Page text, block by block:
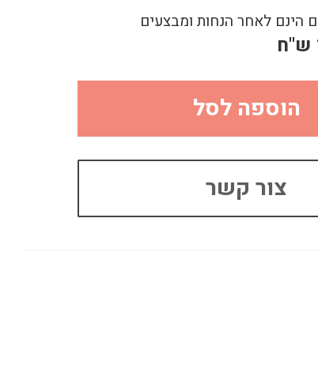
הינם לאחר הנחות ומבצעים
ש"ח
הוספה לסל
צור קשר